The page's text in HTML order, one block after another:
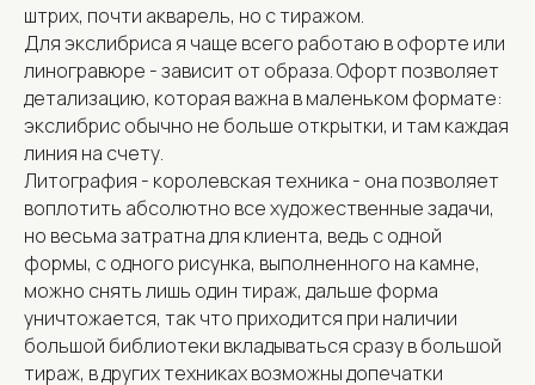
штрих, почти акварель, но с тиражом.
Для экслибриса я чаще всего работаю в офорте или
линогравюре - зависит от образа. Офорт позволяет
детализацию, которая важна в маленьком формате:
экслибрис обычно не больше открытки, и там каждая
линия на счету.
Литография - королевская техника - она позволяет
воплотить абсолютно все художественные задачи,
но весьма затратна для клиента, ведь с одной
формы, с одного рисунка, выполненного на камне,
можно снять лишь один тираж, дальше форма
уничтожается, так что приходится при наличии
большой библиотеки вкладываться сразу в большой
тираж, в других техниках возможны допечатки